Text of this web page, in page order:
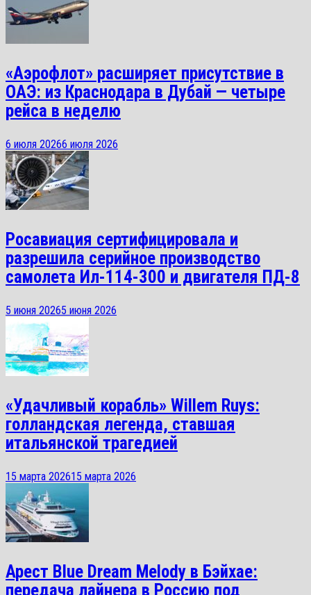
«Аэрофлот» расширяет присутствие в
ОАЭ: из Краснодара в Дубай — четыре
рейса в неделю
6 июля 20266 июля 2026
Росавиация сертифицировала и
разрешила серийное производство
самолета Ил-114-300 и двигателя ПД-8
5 июня 20265 июня 2026
«Удачливый корабль» Willem Ruys:
голландская легенда, ставшая
итальянской трагедией
15 марта 202615 марта 2026
Арест Blue Dream Melody в Бэйхае:
передача лайнера в Россию под